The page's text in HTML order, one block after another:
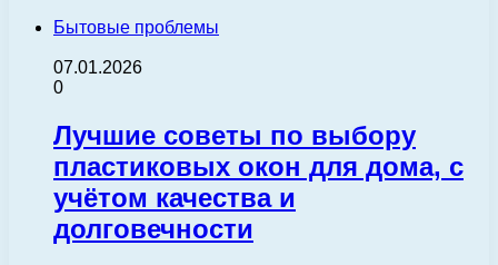
Бытовые проблемы
07.01.2026
0
Лучшие советы по выбору
пластиковых окон для дома, с
учётом качества и
долговечности